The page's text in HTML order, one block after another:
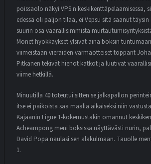
poissaolo näkyi VPS:n keskikenttäpelaamisessa,
edessä oli paljon tilaa, ei Vepsu sitä saanut
suurin osa vaarallisimmista
Monet hyökkäykset ylsivät aina boksin
viimeistään vieraiden varmaotteiset topparit
Pitkänen tekivät hienot katkot ja luutivat
viime hetkillä.
Minuutilla 40 toteutui sitten se jalkapallon
itse ei paikoista saa maalia aikaiseksi niin
Kajaanin Ligue 1-kokemustakin omannut
Acheampong meni boksissa näyttävästi nurin,
David Popa naulasi sen alakulmaan. Tauolle
1.